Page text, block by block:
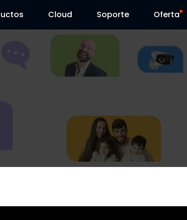
Cloud Soporte
Centro de Soporte
Centro de Descarga
Contáctenos
Oferta
Ventas Flash
Reolink Day